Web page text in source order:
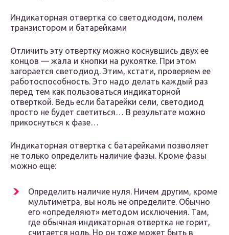
Индикаторная отвертка со светодиодом, полем
транзистором и батарейками
Отличить эту отвертку можно коснувшись двух ее
концов — жала и кнопки на рукоятке. При этом
загорается светодиод. Этим, кстати, проверяем ее
работоспособность. Это надо делать каждый раз
перед тем как пользоваться индикаторной
отверткой. Ведь если батарейки сели, светодиод
просто не будет светиться… В результате можно
прикоснуться к фазе…
Индикаторная отвертка с батарейками позволяет
не только определить наличие фазы. Кроме фазы
можно еще:
Определить наличие нуля. Ничем другим, кроме
мультиметра, вы ноль не определите. Обычно
его «определяют» методом исключения. Там,
где обычная индикаторная отвертка не горит,
считается ноль. Но он тоже может быть в